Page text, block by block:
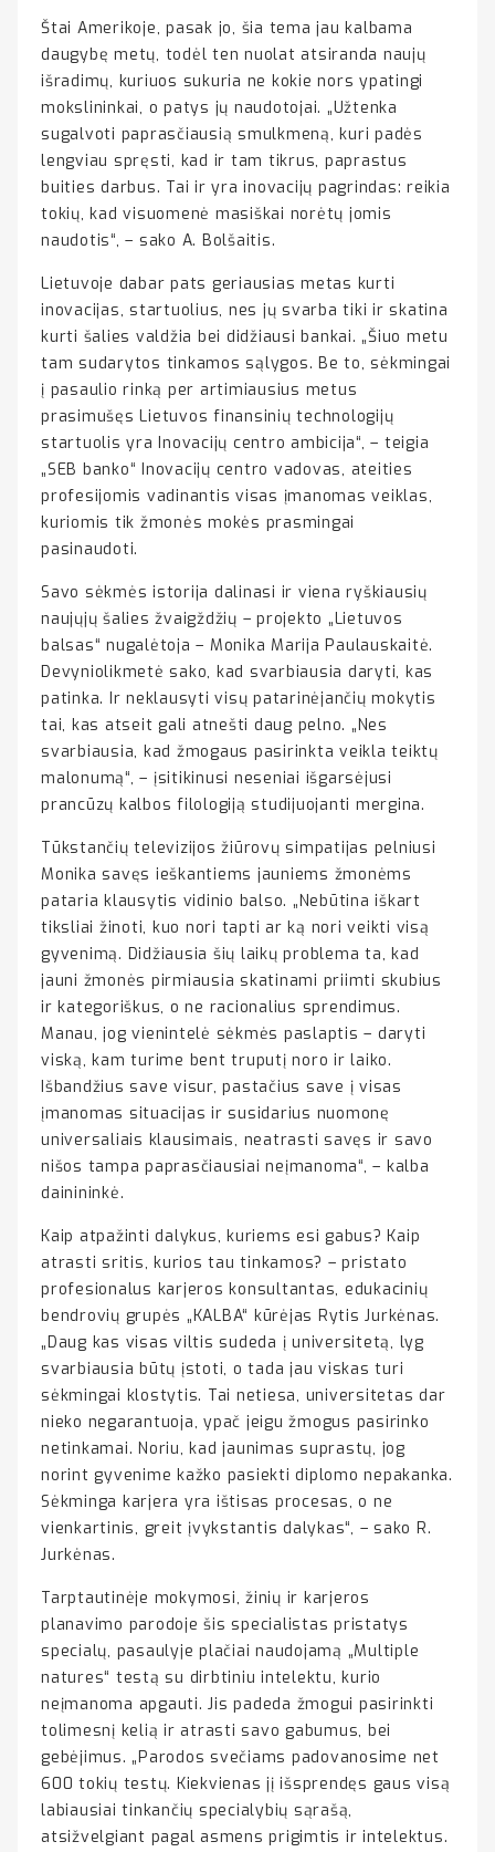
Štai Amerikoje, pasak jo, šia tema jau kalbama
daugybę metų, todėl ten nuolat atsiranda naujų
išradimų, kuriuos sukuria ne kokie nors ypatingi
mokslininkai, o patys jų naudotojai. „Užtenka
sugalvoti paprasčiausią smulkmeną, kuri padės
lengviau spręsti, kad ir tam tikrus, paprastus
buities darbus. Tai ir yra inovacijų pagrindas: reikia
tokių, kad visuomenė masiškai norėtų jomis
naudotis“, – sako A. Bolšaitis.
Lietuvoje dabar pats geriausias metas kurti
inovacijas, startuolius, nes jų svarba tiki ir skatina
kurti šalies valdžia bei didžiausi bankai. „Šiuo metu
tam sudarytos tinkamos sąlygos. Be to, sėkmingai
į pasaulio rinką per artimiausius metus
prasimušęs Lietuvos finansinių technologijų
startuolis yra Inovacijų centro ambicija“, – teigia
„SEB banko“ Inovacijų centro vadovas, ateities
profesijomis vadinantis visas įmanomas veiklas,
kuriomis tik žmonės mokės prasmingai
pasinaudoti.
Savo sėkmės istorija dalinasi ir viena ryškiausių
naujųjų šalies žvaigždžių – projekto „Lietuvos
balsas“ nugalėtoja – Monika Marija Paulauskaitė.
Devyniolikmetė sako, kad svarbiausia daryti, kas
patinka. Ir neklausyti visų patarinėjančių mokytis
tai, kas atseit gali atnešti daug pelno. „Nes
svarbiausia, kad žmogaus pasirinkta veikla teiktų
malonumą“, – įsitikinusi neseniai išgarsėjusi
prancūzų kalbos filologiją studijuojanti mergina.
Tūkstančių televizijos žiūrovų simpatijas pelniusi
Monika savęs ieškantiems jauniems žmonėms
pataria klausytis vidinio balso. „Nebūtina iškart
tiksliai žinoti, kuo nori tapti ar ką nori veikti visą
gyvenimą. Didžiausia šių laikų problema ta, kad
jauni žmonės pirmiausia skatinami priimti skubius
ir kategoriškus, o ne racionalius sprendimus.
Manau, jog vienintelė sėkmės paslaptis – daryti
viską, kam turime bent truputį noro ir laiko.
Išbandžius save visur, pastačius save į visas
įmanomas situacijas ir susidarius nuomonę
universaliais klausimais, neatrasti savęs ir savo
nišos tampa paprasčiausiai neįmanoma“, – kalba
dainininkė.
Kaip atpažinti dalykus, kuriems esi gabus? Kaip
atrasti sritis, kurios tau tinkamos? – pristato
profesionalus karjeros konsultantas, edukacinių
bendrovių grupės „KALBA“ kūrėjas Rytis Jurkėnas.
„Daug kas visas viltis sudeda į universitetą, lyg
svarbiausia būtų įstoti, o tada jau viskas turi
sėkmingai klostytis. Tai netiesa, universitetas dar
nieko negarantuoja, ypač jeigu žmogus pasirinko
netinkamai. Noriu, kad jaunimas suprastų, jog
norint gyvenime kažko pasiekti diplomo nepakanka.
Sėkminga karjera yra ištisas procesas, o ne
vienkartinis, greit įvykstantis dalykas“, – sako R.
Jurkėnas.
Tarptautinėje mokymosi, žinių ir karjeros
planavimo parodoje šis specialistas pristatys
specialų, pasaulyje plačiai naudojamą „Multiple
natures“ testą su dirbtiniu intelektu, kurio
neįmanoma apgauti. Jis padeda žmogui pasirinkti
tolimesnį kelią ir atrasti savo gabumus, bei
gebėjimus. „Parodos svečiams padovanosime net
600 tokių testų. Kiekvienas jį išsprendęs gaus visą
labiausiai tinkančių specialybių sąrašą,
atsižvelgiant pagal asmens prigimtis ir intelektus.